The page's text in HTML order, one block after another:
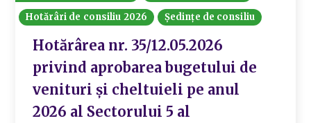
Hotărâri de consiliu 2026
Ședințe de consiliu
Hotărârea nr. 35/12.05.2026
privind aprobarea bugetului de
venituri și cheltuieli pe anul
2026 al Sectorului 5 al